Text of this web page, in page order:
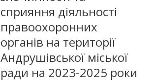
сприяння діяльності
правоохоронних
органів на території
Андрушівської міської
ради на 2023-2025 роки